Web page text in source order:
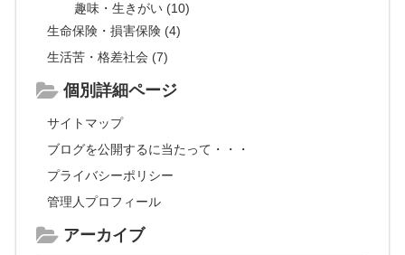
趣味・生きがい (10)
生命保険・損害保険 (4)
生活苦・格差社会 (7)
個別詳細ページ
サイトマップ
ブログを公開するに当たって・・・
プライバシーポリシー
管理人プロフィール
アーカイブ